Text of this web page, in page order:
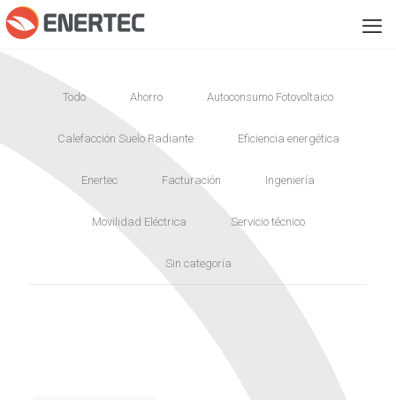
Todo Ahorro Autoconsumo Fotovoltaico
Calefacción Suelo Radiante Eficiencia energética
Enertec Facturación Ingeniería
Movilidad Eléctrica Servicio técnico
Sin categoría